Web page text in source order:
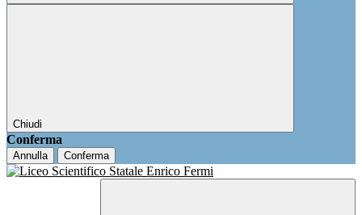
Chiudi
Conferma
Annulla Conferma